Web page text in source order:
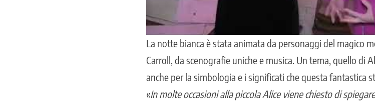
La notte bianca è stata animata da personaggi del magico
Carroll, da scenografie uniche e musica. Un tema, quello di
anche per la simbologia e i significati che questa fantastica
«In molte occasioni alla piccola Alice viene chiesto di